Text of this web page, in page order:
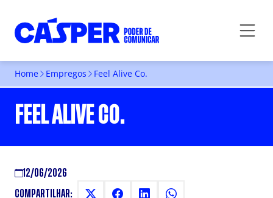
Home Empregos Feel Alive Co.
FEEL ALIVE CO.
12/06/2026
COMPARTILHAR: